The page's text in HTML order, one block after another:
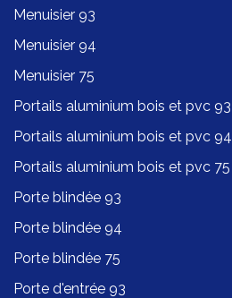
Menuisier 93
Menuisier 94
Menuisier 75
Portails aluminium bois et pvc 93
Portails aluminium bois et pvc 94
Portails aluminium bois et pvc 75
Porte blindée 93
Porte blindée 94
Porte blindée 75
Porte d'entrée 93